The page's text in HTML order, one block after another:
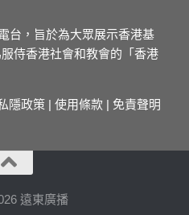
台，旨於為大眾展示香港基
侍香港社會和教會的「香港
隱政策 | 使用條款 | 免責聲明
遠東廣播